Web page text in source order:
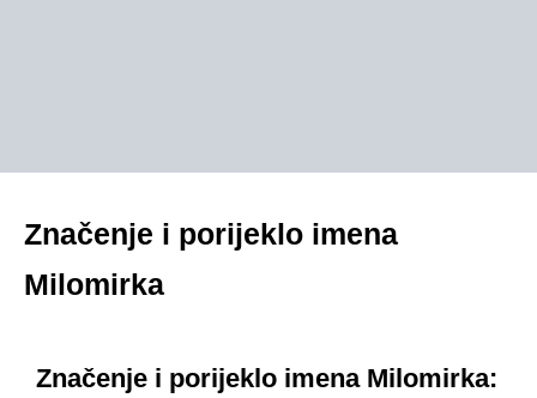
Značenje i porijeklo imena
Milomirka
Značenje i porijeklo imena Milomirka: